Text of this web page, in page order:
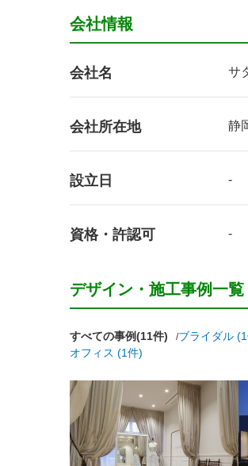
会社情報
会社名 サ
会社所在地 静
設立日 -
資格・許認可 -
デザイン・施工事例一覧
すべての事例(11件) ブライダル
オフィス (1件)